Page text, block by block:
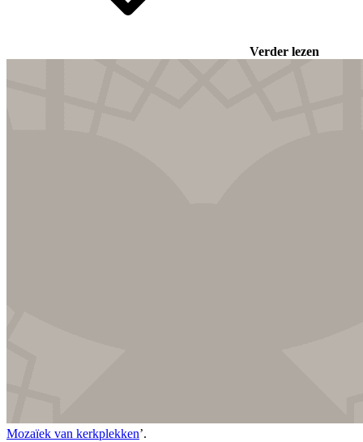
Verder lezen
Mozaïek van kerkplekken’.